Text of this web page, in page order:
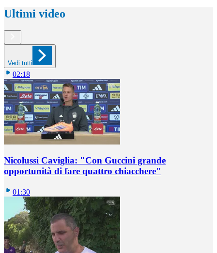
Ultimi video
Vedi tutti
02:18
Nicolussi Caviglia: "Con Guccini grande
opportunità di fare quattro chiacchere"
01:30